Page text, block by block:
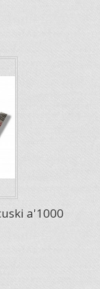
a'1000